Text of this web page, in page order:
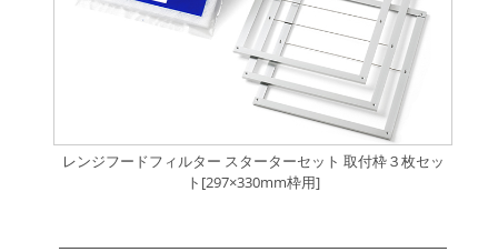
レンジフードフィルター スターターセット 取付枠３枚セッ
ト[297×330mm枠用]